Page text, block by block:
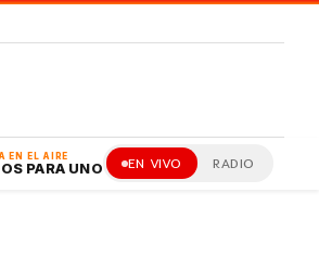
EN EL AIRE
PARA UNO EN VIVO RADIO